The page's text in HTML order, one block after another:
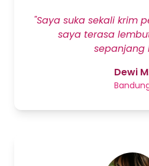
"Saya suka sekali krim
saya terasa
sepanjang
Dewi